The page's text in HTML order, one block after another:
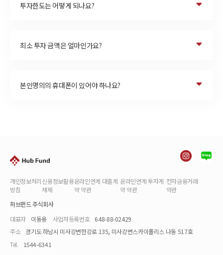
투자한도는 어떻게 되나요?
최소 투자 금액은 얼마인가요?
본인명의의 휴대폰이 있어야 하나요?
개인정보처리
방침
신용정보활용
체제
온라인연계 대출계
약 약관
온라인연계 투자계
약 약관
전자금융거래
약관
허브펀드 주식회사
대표자
이동용 사업자등록번호
648-88-02429
주소
경기도 하남시 미사강변한강로 135, 미사강변스카이폴리스 나동 517호
Tel.
1544-6341